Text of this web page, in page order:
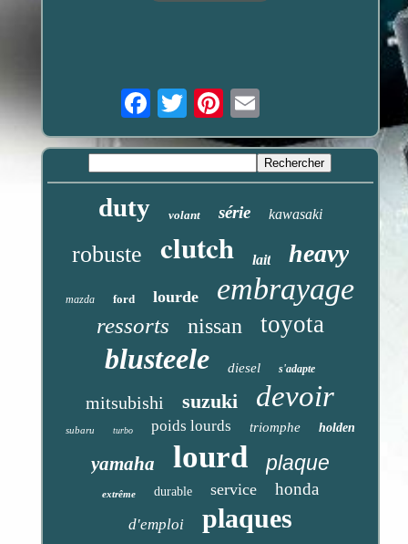
Email
duty volant série kawasaki
robuste clutch lait heavy
mazda ford lourde embrayage
ressorts nissan toyota
blusteele diesel s'adapte
mitsubishi suzuki devoir
subaru turbo poids lourds triomphe holden
yamaha lourd plaque
extrême durable service honda
d'emploi plaques